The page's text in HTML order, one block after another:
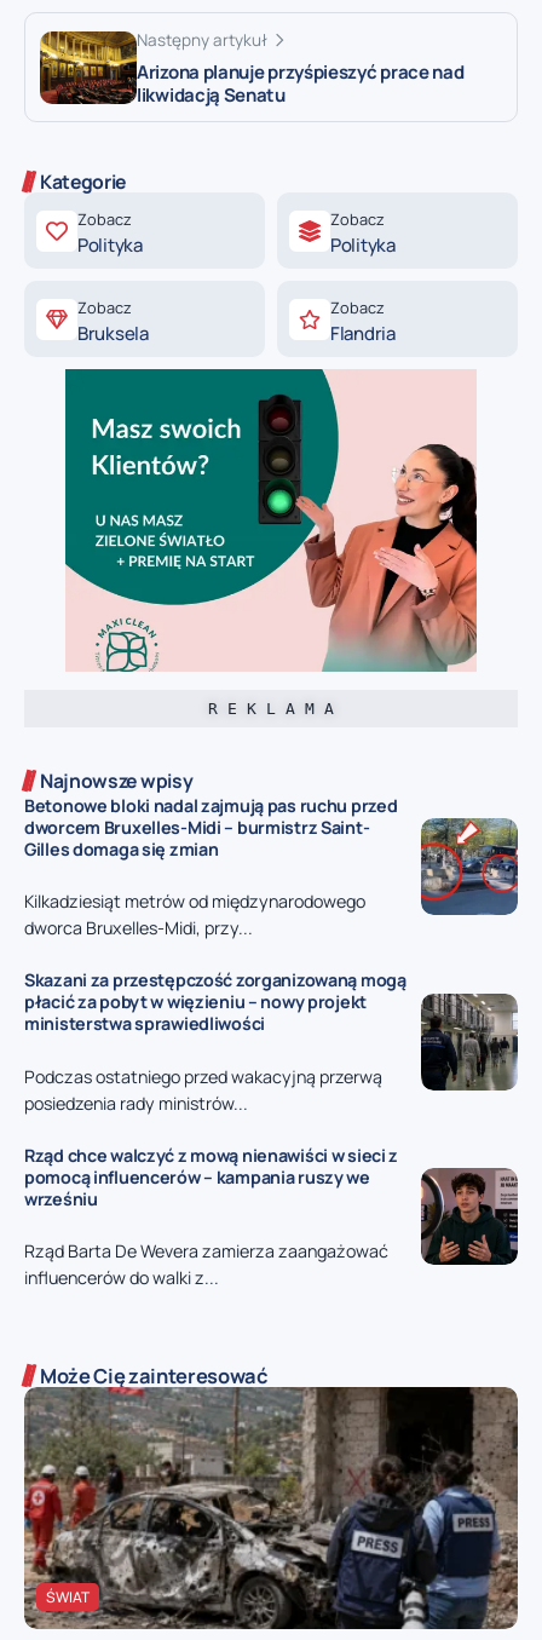
Następny artykuł
Arizona planuje przyśpieszyć prace nad
likwidacją Senatu
Kategorie
Zobacz
Polityka
Zobacz
Polityka
Zobacz
Bruksela
Zobacz
Flandria
R E K L A M A
Najnowsze wpisy
Betonowe bloki nadal zajmują pas ruchu przed
dworcem Bruxelles-Midi – burmistrz Saint-
Gilles domaga się zmian
Kilkadziesiąt metrów od międzynarodowego
dworca Bruxelles-Midi, przy...
Skazani za przestępczość zorganizowaną mogą
płacić za pobyt w więzieniu – nowy projekt
ministerstwa sprawiedliwości
Podczas ostatniego przed wakacyjną przerwą
posiedzenia rady ministrów...
Rząd chce walczyć z mową nienawiści w sieci z
pomocą influencerów – kampania ruszy we
wrześniu
Rząd Barta De Wevera zamierza zaangażować
influencerów do walki z...
Może Cię zainteresować
ŚWIAT